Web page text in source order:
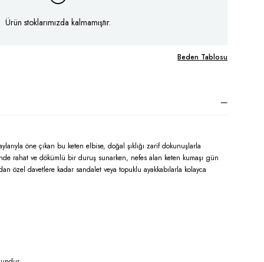
Ürün stoklarımızda kalmamıştır.
Beden Tablosu
öne çıkan bu keten elbise, doğal şıklığı zarif dokunuşlarla
rahat ve dökümlü bir duruş sunarken, nefes alan keten kumaşı gün
özel davetlere kadar sandalet veya topuklu ayakkabılarla kolayca